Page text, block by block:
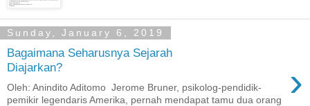
Sunday, January 6, 2019
Bagaimana Seharusnya Sejarah
Diajarkan?
›
Oleh: Anindito Aditomo Jerome Bruner, psikolog-pendidik-
pemikir legendaris Amerika, pernah mendapat tamu dua orang